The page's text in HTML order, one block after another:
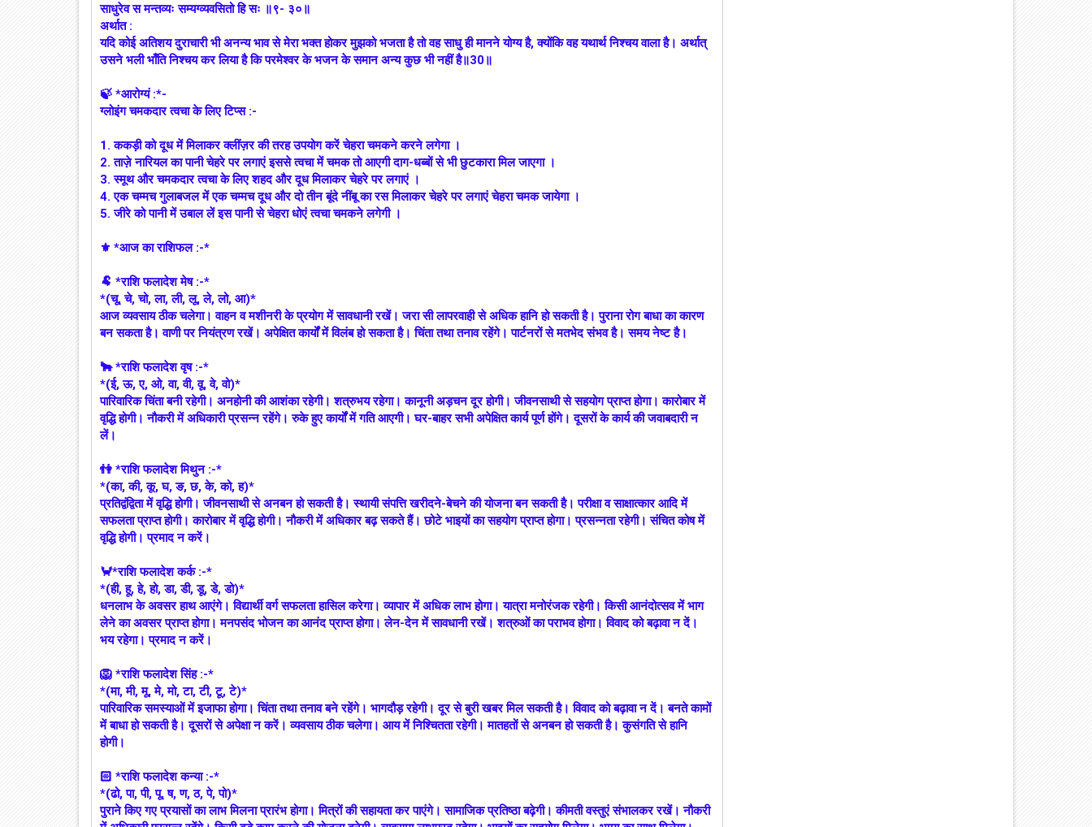
साधुरेव स मन्तव्यः सम्यग्व्यवसितो हि सः ॥९- ३०॥
अर्थात :
यदि कोई अतिशय दुराचारी भी अनन्य भाव से मेरा भक्त होकर मुझको भजता है तो वह साधु ही मानने योग्य है, क्योंकि वह यथार्थ निश्चय वाला है। अर्थात्‌
उसने भली भाँति निश्चय कर लिया है कि परमेश्वर के भजन के समान अन्य कुछ भी नहीं है॥30॥
🍃 *आरोग्यं :*-
ग्लोइंग चमकदार त्वचा के लिए टिप्स :-
1. ककड़ी को दूध में मिलाकर क्लींज़र की तरह उपयोग करें चेहरा चमकने करने लगेगा ।
2. ताज़े नारियल का पानी चेहरे पर लगाएं इससे त्वचा में चमक तो आएगी दाग-धब्बों से भी छुटकारा मिल जाएगा ।
3. स्मूथ और चमकदार त्वचा के लिए शहद और दूध मिलाकर चेहरे पर लगाएं ।
4. एक चम्मच गुलाबजल में एक चम्मच दूध और दो तीन बूंदे नींबू का रस मिलाकर चेहरे पर लगाएं चेहरा चमक जायेगा ।
5. जीरे को पानी में उबाल लें इस पानी से चेहरा धोएं त्वचा चमकने लगेगी ।
⚜ *आज का राशिफल :-*
🐏 *राशि फलादेश मेष :-*
*(चू, चे, चो, ला, ली, लू, ले, लो, आ)*
आज व्यवसाय ठीक चलेगा। वाहन व मशीनरी के प्रयोग में सावधानी रखें। जरा सी लापरवाही से अधिक हानि हो सकती है। पुराना रोग बाधा का कारण
बन सकता है। वाणी पर नियंत्रण रखें। अपेक्षित कार्यों में विलंब हो सकता है। चिंता तथा तनाव रहेंगे। पार्टनरों से मतभेद संभव है। समय नेष्ट है।
🐂 *राशि फलादेश वृष :-*
*(ई, ऊ, ए, ओ, वा, वी, वू, वे, वो)*
पारिवारिक चिंता बनी रहेगी। अनहोनी की आशंका रहेगी। शत्रुभय रहेगा। कानूनी अड़चन दूर होगी। जीवनसाथी से सहयोग प्राप्त होगा। कारोबार में
वृद्धि होगी। नौकरी में अधिकारी प्रसन्न रहेंगे। रुके हुए कार्यों में गति आएगी। घर-बाहर सभी अपेक्षित कार्य पूर्ण होंगे। दूसरों के कार्य की जवाबदारी न
लें।
👫 *राशि फलादेश मिथुन :-*
*(का, की, कू, घ, ङ, छ, के, को, ह)*
प्रतिद्वंद्विता में वृद्धि होगी। जीवनसाथी से अनबन हो सकती है। स्थायी संपत्ति खरीदने-बेचने की योजना बन सकती है। परीक्षा व साक्षात्कार आदि में
सफलता प्राप्त होगी। कारोबार में वृद्धि होगी। नौकरी में अधिकार बढ़ सकते हैं। छोटे भाइयों का सहयोग प्राप्त होगा। प्रसन्नता रहेगी। संचित कोष में
वृद्धि होगी। प्रमाद न करें।
🦀*राशि फलादेश कर्क :-*
*(ही, हू, हे, हो, डा, डी, डू, डे, डो)*
धनलाभ के अवसर हाथ आएंगे। विद्यार्थी वर्ग सफलता हासिल करेगा। व्यापार में अधिक लाभ होगा। यात्रा मनोरंजक रहेगी। किसी आनंदोत्सव में भाग
लेने का अवसर प्राप्त होगा। मनपसंद भोजन का आनंद प्राप्त होगा। लेन-देन में सावधानी रखें। शत्रुओं का पराभव होगा। विवाद को बढ़ावा न दें।
भय रहेगा। प्रमाद न करें।
🦁 *राशि फलादेश सिंह :-*
*(मा, मी, मू, मे, मो, टा, टी, टू, टे)*
पारिवारिक समस्याओं में इजाफा होगा। चिंता तथा तनाव बने रहेंगे। भागदौड़ रहेगी। दूर से बुरी खबर मिल सकती है। विवाद को बढ़ावा न दें। बनते कामों
में बाधा हो सकती है। दूसरों से अपेक्षा न करें। व्यवसाय ठीक चलेगा। आय में निश्चितता रहेगी। मातहतों से अनबन हो सकती है। कुसंगति से हानि
होगी।
🏻 *राशि फलादेश कन्या :-*
*(ढो, पा, पी, पू, ष, ण, ठ, पे, पो)*
पुराने किए गए प्रयासों का लाभ मिलना प्रारंभ होगा। मित्रों की सहायता कर पाएंगे। सामाजिक प्रतिष्ठा बढ़ेगी। कीमती वस्तुएं संभालकर रखें। नौकरी